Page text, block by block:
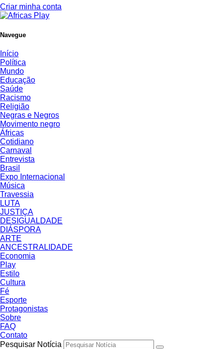
Criar minha conta
Navegue
Início
Política
Mundo
Educação
Saúde
Racismo
Religião
Negras e Negros
Movimento negro
Áfricas
Cotidiano
Carnaval
Entrevista
Brasil
Expo Internacional
Música
Travessia
LUTA
JUSTIÇA
DESIGUALDADE
DIÁSPORA
ARTE
ANCESTRALIDADE
Economia
Play
Estilo
Cultura
Fé
Esporte
Protagonistas
Sobre
FAQ
Contato
Pesquisar Notícia